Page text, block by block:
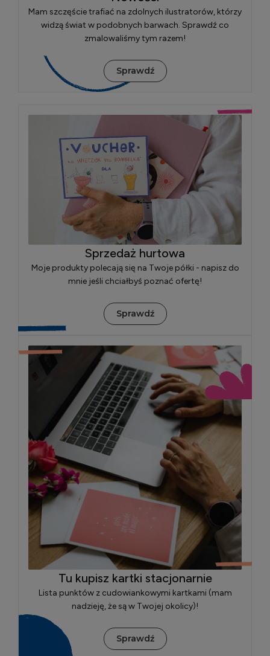
Mam szczęście trafiać na zdolnych ilustratorów, którzy
widzą świat w podobnych barwach. Sprawdź co
zmalowaliśmy tym razem!
Sprawdź
Sprzedaż hurtowa
Moje produkty polecają się na Twoje półki - napisz do
mnie jeśli chciałbyś poznać ofertę!
Sprawdź
Tu kupisz kartki stacjonarnie
Lista punktów z cudowiankowymi kartkami (mam
nadzieję, że są w Twojej okolicy)!
Sprawdź